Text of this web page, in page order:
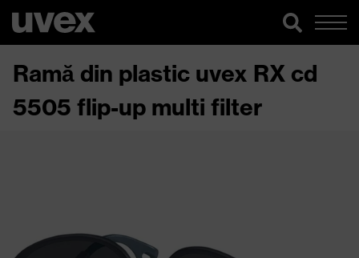
Ramă din plastic uvex RX cd
5505 flip-up multi filter